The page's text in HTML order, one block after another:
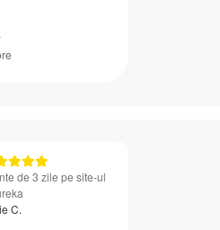
de 3 zile pe site-ul
C.